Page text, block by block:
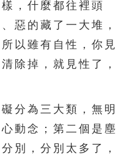
434 435
439 440
444 445
454 455
，什麼都往裡頭
惡的藏了一大堆，
以雖有自性，你見
除掉，就見性了，
為三大類，無明
動念；第二個是塵
別，分別太多了，